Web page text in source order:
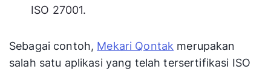
ISO 27001.
Sebagai contoh, Mekari Qontak merupakan
salah satu aplikasi yang telah tersertifikasi ISO